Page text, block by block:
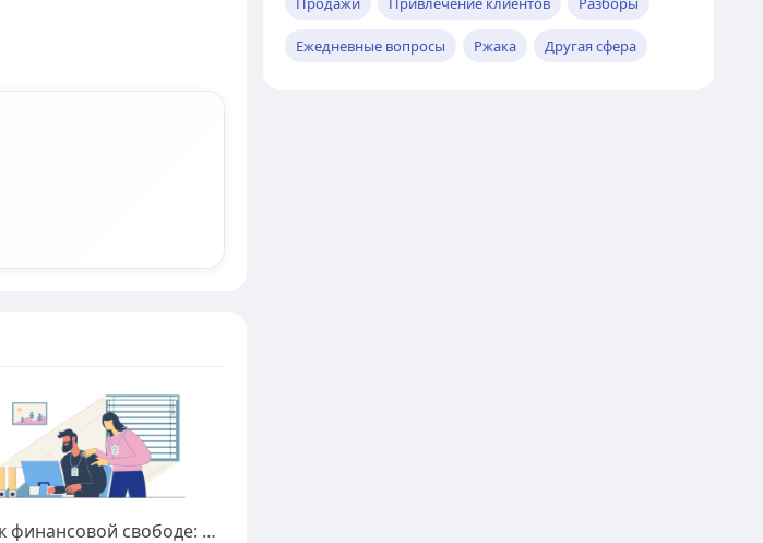
Путь к финансовой свободе: как запустить онлайн-заработок прямо сейчас
Ежедневные вопросы Ржака Другая сфера